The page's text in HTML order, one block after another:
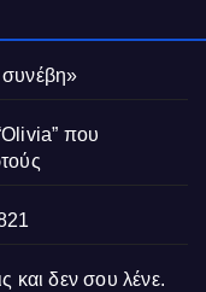
συνέβη»
που
και δεν σου λένε.